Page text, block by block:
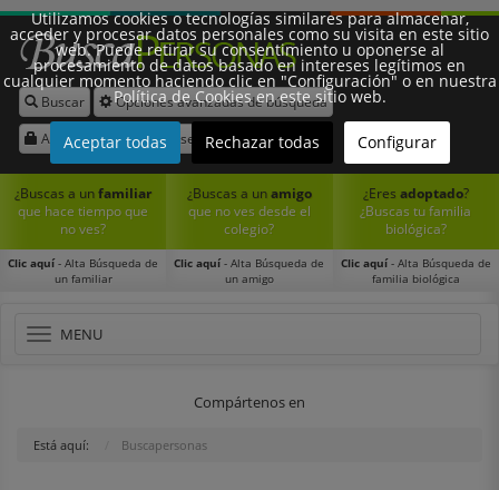
Buscar
Opciones avanzadas de búsqueda
Acceder
Registrarse
¿Buscas a unfamiliar
que hace tiempo que
no ves?
Clic aquí- Alta Búsqueda de
un familiar
¿Buscas a unamigo
que no ves desde el
colegio?
Clic aquí- Alta Búsqueda de
un amigo
¿Eres adoptado?
¿Buscas tu familia
biológica?
Clic aquí- Alta Búsqueda de
familia biológica
MENU
Compártenos en
Está aquí: Buscapersonas
Utilizamos cookies o tecnologías similares para almacenar,
acceder y procesar datos personales como su visita en este sitio
web. Puede retirar su consentimiento u oponerse al
procesamiento de datos basado en intereses legítimos en
cualquier momento haciendo clic en "Configuración" o en nuestra
Política de Cookies en este sitio web.
Aceptar todas Rechazar todas Configurar